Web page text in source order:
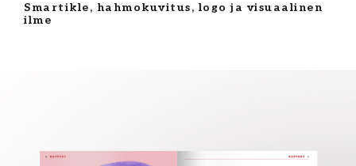
Smartikle, hahmokuvitus, logo ja visuaalinen
ilme